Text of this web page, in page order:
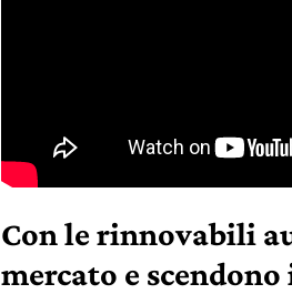
Con le rinnovabili
mercato e